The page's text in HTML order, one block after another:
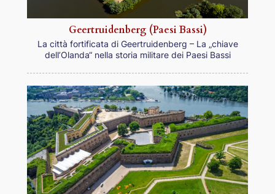
Geertruidenberg (Paesi Bassi)
La città fortificata di Geertruidenberg – La „chiave
dell’Olanda“ nella storia militare dei Paesi Bassi